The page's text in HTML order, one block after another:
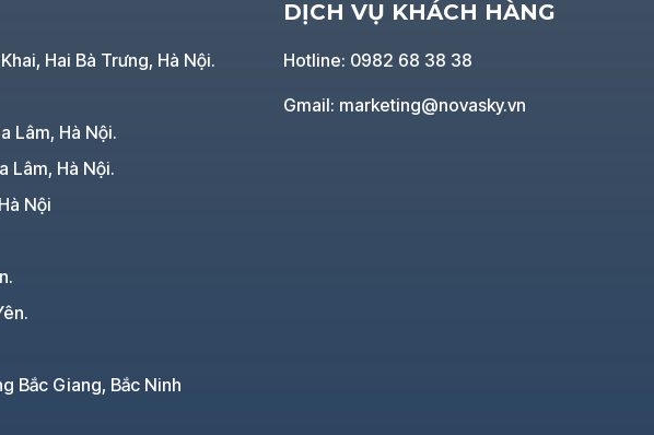
Hai Bà Trưng, Hà Nội.
Lâm, Hà Nội.
Lâm, Hà Nội.
Nội
Bắc Giang, Bắc Ninh
DỊCH VỤ KHÁCH HÀNG
Hotline: 0982 68 38 38
Gmail: marketing@novasky.vn